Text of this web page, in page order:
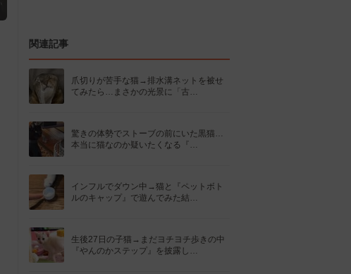
関連記事
爪切りが苦手な猫→排水溝ネットを被せ
てみたら…まさかの光景に「古…
驚きの体勢でストーブの前にいた黒猫…
本当に猫なのか疑いたくなる『…
インフルでダウン中→猫と『ペットボト
ルのキャップ』で遊んでみた結…
生後27日の子猫→まだヨチヨチ歩きの中
『やんのかステップ』を披露し…